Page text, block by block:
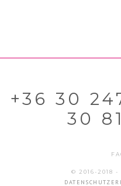
+36 30
30
© 2016-2018 -